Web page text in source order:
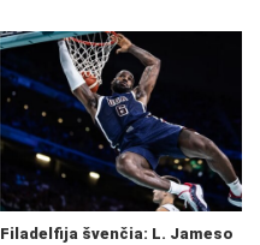
Filadelfija švenčia: L. Jameso